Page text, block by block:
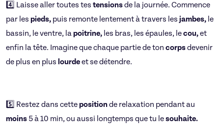
4️⃣ Laisse aller toutes tes tensionsde la journée. Commence
par les pieds, puis remonte lentement à travers les jambes, le
bassin, le ventre, lapoitrine, les bras, les épaules, lecou,et
enfin la tête. Imagine que chaque partie de ton corpsdevenir
de plus en plus lourdeet se détendre.
5️⃣ Restez dans cettepositionde relaxation pendant au
moins 5 à 10 min, ou aussi longtemps que tu lesouhaite.